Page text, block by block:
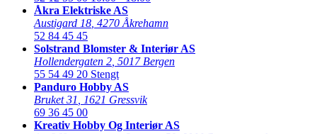
Åkra Elektriske AS
Austigard 18 4270 Åkrehamn
52 84 45 45
Solstrand Blomster & Interiør AS
Hollendergaten 2 5017 Bergen
55 54 49 20 Stengt
Panduro Hobby AS
Bruket 31
1621 Gressvik
69 36 45 00
Kreativ Hobby Og Interiør AS